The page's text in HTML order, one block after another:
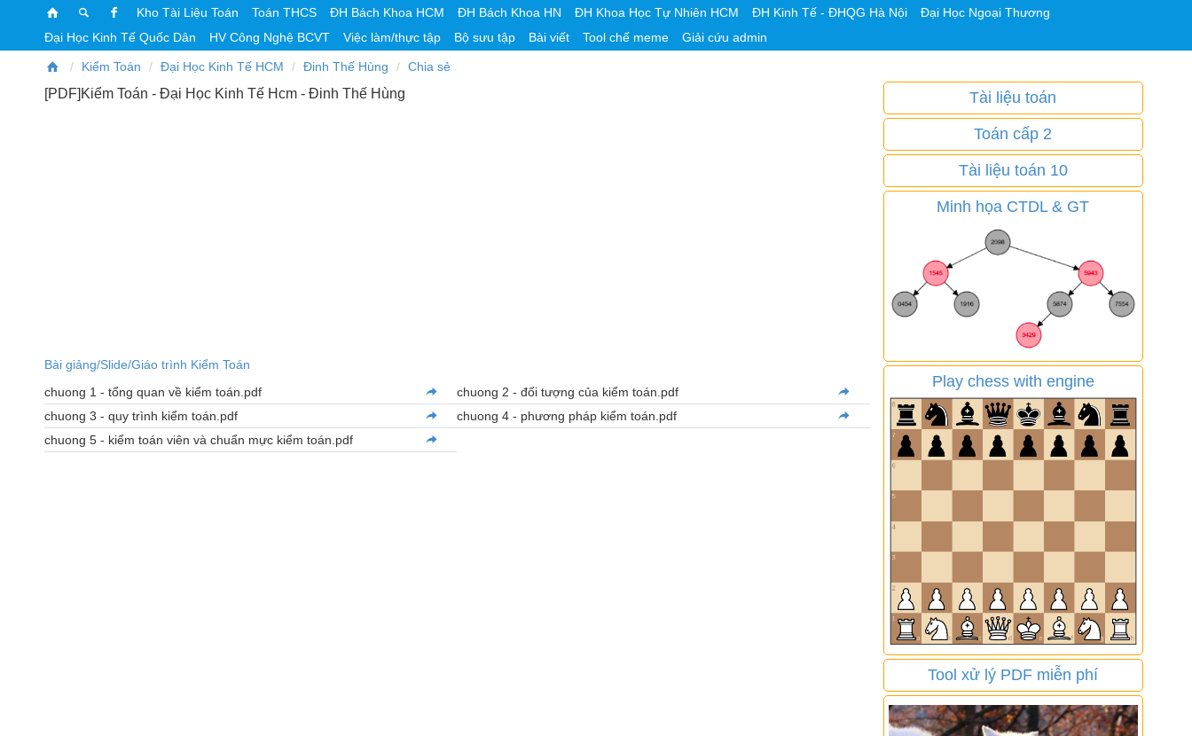
Kho Tài Liệu Toán Toán THCS ĐH Bách Khoa HCM ĐH Bách Khoa HN ĐH Khoa Học Tự Nhiên HCM ĐH Kinh Tế - ĐHQG Hà Nội
Đại Học Ngoại Thương
Đại Học Kinh Tế Quốc Dân
HV Công Nghệ BCVT Việc làm/thực tập Bộ sưu tập Bài viết Tool chế meme Giải cứu admin
Kiểm Toán Đại Học Kinh Tế HCM Đinh Thế Hùng Chia sẻ
[PDF]Kiểm Toán - Đại Học Kinh Tế Hcm - Đinh Thế Hùng
Bài giảng/Slide/Giáo trình Kiểm Toán
chuong 1 - tổng quan về kiểm toán.pdf
chuong 2 - đối tượng của kiểm toán.pdf
chuong 3 - quy trình kiểm toán.pdf
chuong 4 - phương pháp kiểm toán.pdf
chuong 5 - kiểm toán viên và chuẩn mực kiểm toán.pdf
Tài liệu toán
Toán cấp 2
Tài liệu toán 10
Minh họa CTDL & GT
Play chess with engine
Tool xử lý PDF miễn phí